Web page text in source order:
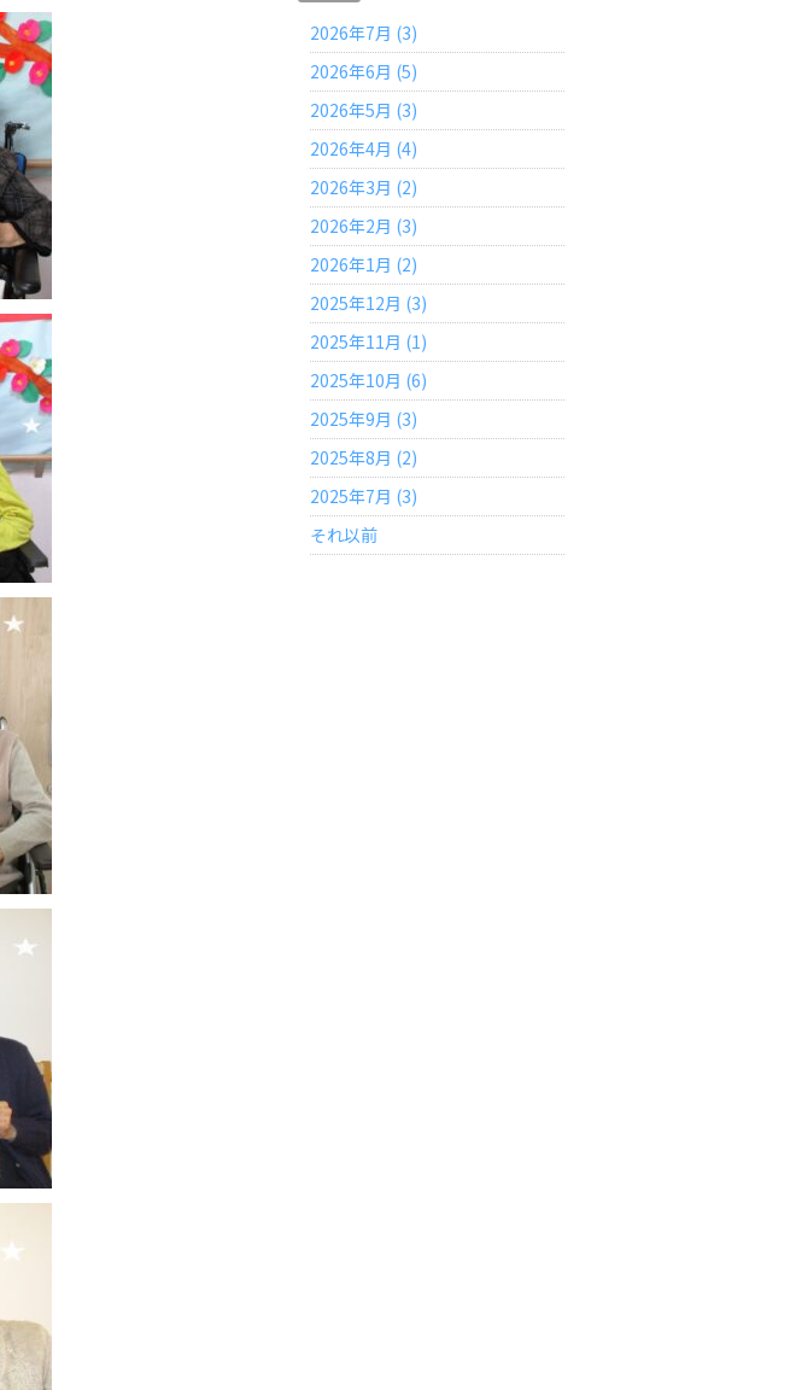
2026年7月 (3)
2026年6月 (5)
2026年5月 (3)
2026年4月 (4)
2026年3月 (2)
2026年2月 (3)
2026年1月 (2)
2025年12月 (3)
2025年11月 (1)
2025年10月 (6)
2025年9月 (3)
2025年8月 (2)
2025年7月 (3)
それ以前